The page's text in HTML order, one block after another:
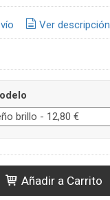
Ver descripción
y modelo
Añadir a Carrito